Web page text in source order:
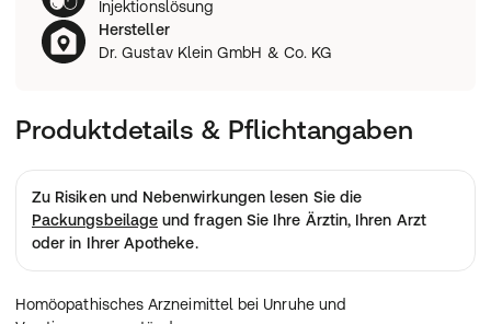
Injektionslösung
Hersteller
Dr. Gustav Klein GmbH & Co. KG
Produktdetails & Pflichtangaben
Zu Risiken und Nebenwirkungen lesen Sie die
Packungsbeilage und fragen Sie Ihre Ärztin, Ihren Arzt
oder in Ihrer Apotheke.
Homöopathisches Arzneimittel bei Unruhe und